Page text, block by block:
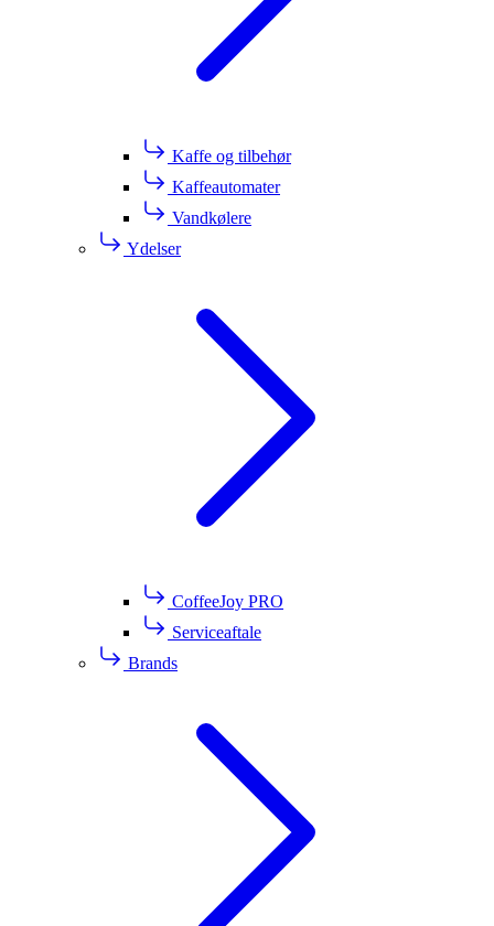
Kaffe og tilbehør
Kaffeautomater
Vandkølere
Ydelser
CoffeeJoy PRO
Serviceaftale
Brands